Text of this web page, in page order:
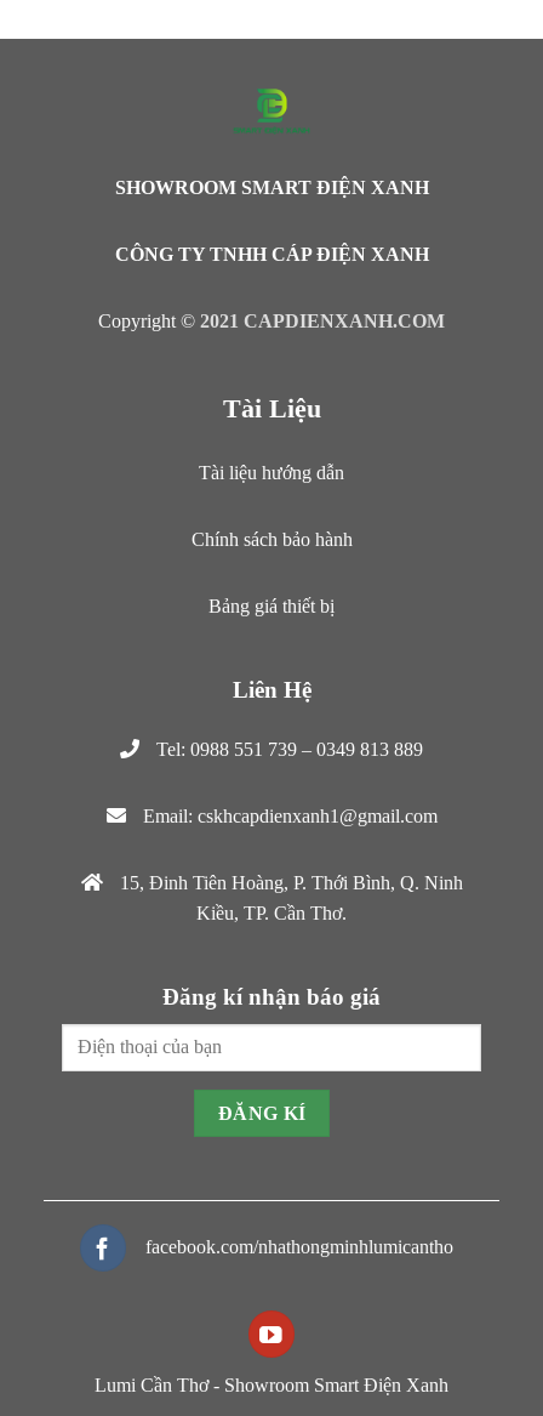
SHOWROOM SMART ĐIỆN XANH
CÔNG TY TNHH CÁP ĐIỆN XANH
Copyright © 2021 CAPDIENXANH.COM
Tài Liệu
Tài liệu hướng dẫn
Chính sách bảo hành
Bảng giá thiết bị
Liên Hệ
Tel: 0988 551 739 – 0349 813 889
Email: cskhcapdienxanh1@gmail.com
15, Đinh Tiên Hoàng, P. Thới Bình, Q. Ninh
Kiều, TP. Cần Thơ.
Đăng kí nhận báo giá
facebook.com/nhathongminhlumicantho
Lumi Cần Thơ - Showroom Smart Điện Xanh